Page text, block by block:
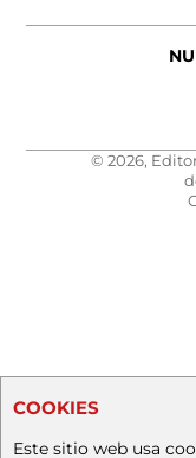
© 2026,
COOKIES
Este sitio web usa